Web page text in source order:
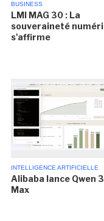
BUSINESS
LMI MAG 30 : La
souveraineté
s'affirme
INTELLIGENCE ARTIFICIELLE
Alibaba lance Qwen
Max